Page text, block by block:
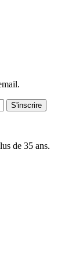
S'inscrire
de 35 ans.